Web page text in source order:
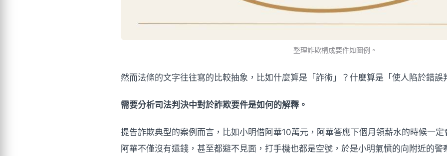
整理詐欺構成要件如圖例。
然而法條的文字往往寫的比較抽象，比如什麼算是「詐術」？什麼算是「使人陷於錯誤
需要分析司法判決中對於詐欺要件是如何的解釋。
提告詐欺典型的案例而言，比如小明借阿華10萬元，阿華答應下個月領薪水的時候一
阿華不僅沒有還錢，甚至都避不見面，打手機也都是空號，於是小明氣憤的向附近的警